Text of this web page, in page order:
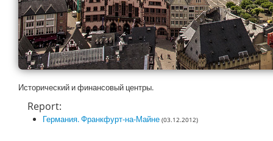
Исторический и финансовый центры.
Report:
Германия. Франкфурт-на-Майне (03.12.2012)